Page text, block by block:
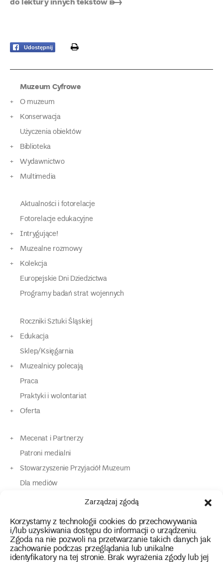
Zarządzaj zgodą
Korzystamy z technologii cookies do przechowywania
i/lub uzyskiwania dostępu do informacji o urządzeniu.
Zgoda na nie pozwoli na przetwarzanie takich danych jak
zachowanie podczas przeglądania lub unikalne
identyfikatory na tej stronie. Brak wyrażenia zgody lub jej
Udostępnij print
Muzeum Cyfrowe
O muzeum
Konserwacja
Użyczenia obiektów
Biblioteka
Wydawnictwo
Multimedia
Aktualności i fotorelacje
Fotorelacje edukacyjne
Intrygujące!
Muzealne rozmowy
Kolekcja
Europejskie Dni Dziedzictwa
Programy badań strat wojennych
Roczniki Sztuki Śląskiej
Edukacja
Sklep/Księgarnia
Muzealnicy polecają
Praca
Praktyki i wolontariat
Oferta
Mecenat i Partnerzy
Patroni medialni
Stowarzyszenie Przyjaciół Muzeum
Dla mediów
Dla osób o specjalnych potrzebach
Kontakt
instagram
twitterfacebookyoutube
tiktok